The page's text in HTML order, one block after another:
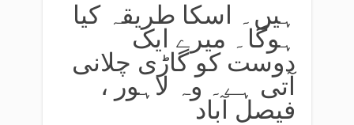
ہیں۔ اسکا طریقہ کیا
ہوگا۔ میرے ایک
دوست کو گاڑی چلانی
آتی ہے۔ وہ لاہور ،
فیصل آباد